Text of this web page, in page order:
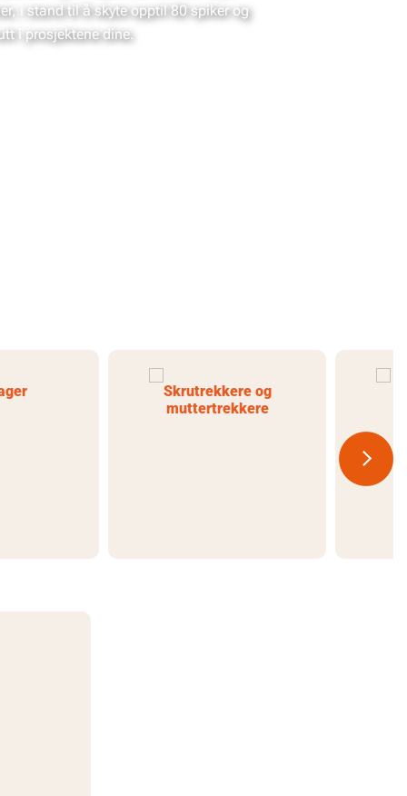
i stand til å skyte opptil 80 spiker og
i prosjektene dine.
Skrutrekkere og
muttertrekkere